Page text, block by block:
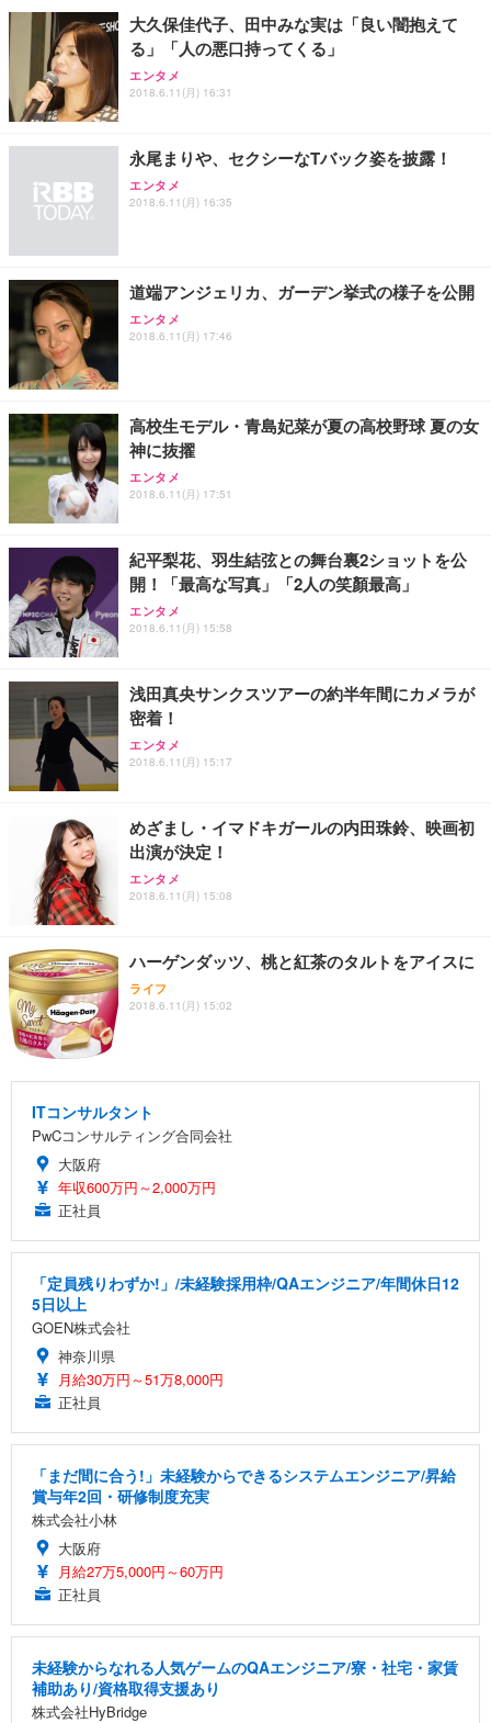
大久保佳代子、田中みな実は「良い闇抱えて
る」「人の悪口持ってくる」
エンタメ
2018.6.11(月) 16:31
永尾まりや、セクシーなTバック姿を披露！
エンタメ
2018.6.11(月) 16:35
道端アンジェリカ、ガーデン挙式の様子を公開
エンタメ
2018.6.11(月) 17:46
高校生モデル・青島妃菜が夏の高校野球 夏の女
神に抜擢
エンタメ
2018.6.11(月) 17:51
紀平梨花、羽生結弦との舞台裏2ショットを公
開！「最高な写真」「2人の笑顏最高」
エンタメ
2018.6.11(月) 15:58
浅田真央サンクスツアーの約半年間にカメラが
密着！
エンタメ
2018.6.11(月) 15:17
めざまし・イマドキガールの内田珠鈴、映画初
出演が決定！
エンタメ
2018.6.11(月) 15:08
ハーゲンダッツ、桃と紅茶のタルトをアイスに
ライフ
2018.6.11(月) 15:02
ITコンサルタント
PwCコンサルティング合同会社
大阪府
年収600万円～2,000万円
正社員
「定員残りわずか!」/未経験採用枠/QAエンジニア/年間休日12
5日以上
GOEN株式会社
神奈川県
月給30万円～51万8,000円
正社員
「まだ間に合う!」未経験からできるシステムエンジニア/昇給
賞与年2回・研修制度充実
株式会社小林
大阪府
月給27万5,000円～60万円
正社員
未経験からなれる人気ゲームのQAエンジニア/寮・社宅・家賃
補助あり/資格取得支援あり
株式会社HyBridge